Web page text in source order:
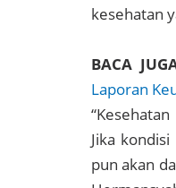
kesehatan
BACA
Laporan
Jika
pun akan